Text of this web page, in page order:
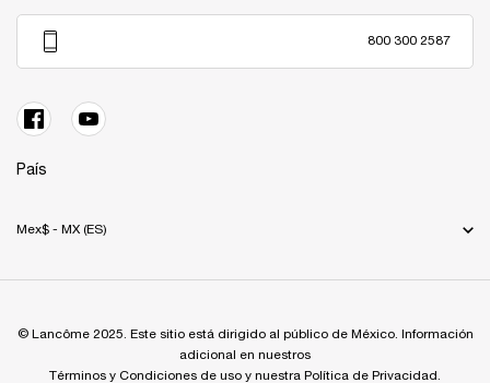
800 300 2587
País
Mex$ - MX (ES)
© Lancôme 2025. Este sitio está dirigido al público de México. Información
adicional en nuestros
Términos y Condiciones de uso y nuestra Política de Privacidad.